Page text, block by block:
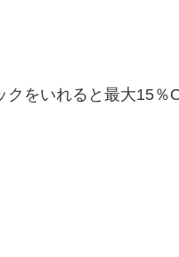
をいれると最大15％